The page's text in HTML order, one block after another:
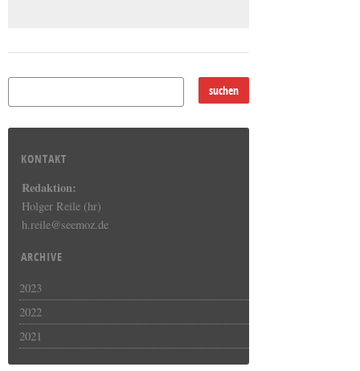
KONTAKT
Redaktion:
Holger Reile (hr)
h.reile@seemoz.de
ARCHIVE
2023
2022
2021